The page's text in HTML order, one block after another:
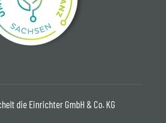
die Einrichter GmbH & Co. KG